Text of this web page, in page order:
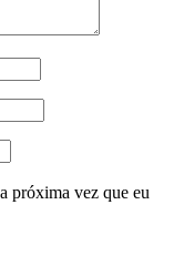
próxima vez que eu